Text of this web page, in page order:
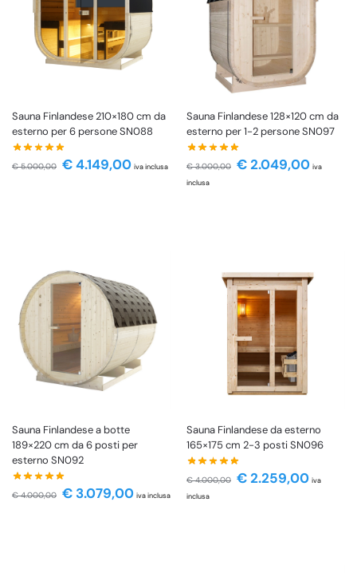
Sauna Finlandese 210×180 cm da
esterno per 6 persone SN088
€5.000,00 €4.149,00 iva inclusa
Sauna Finlandese 128×120 cm da
esterno per 1-2 persone SN097
€3.000,00 €2.049,00 iva
inclusa
Sauna Finlandese a botte
189×220 cm da 6 posti per
esterno SN092
€4.000,00 € 3.079,00 iva inclusa
Sauna Finlandese da esterno
165×175 cm 2-3 posti SN096
€4.000,00 €2.259,00 iva
inclusa